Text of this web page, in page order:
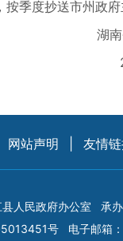
季度抄送市州政府
湖南
网站声明 友情
人民政府办公室
承
号 电子邮箱：